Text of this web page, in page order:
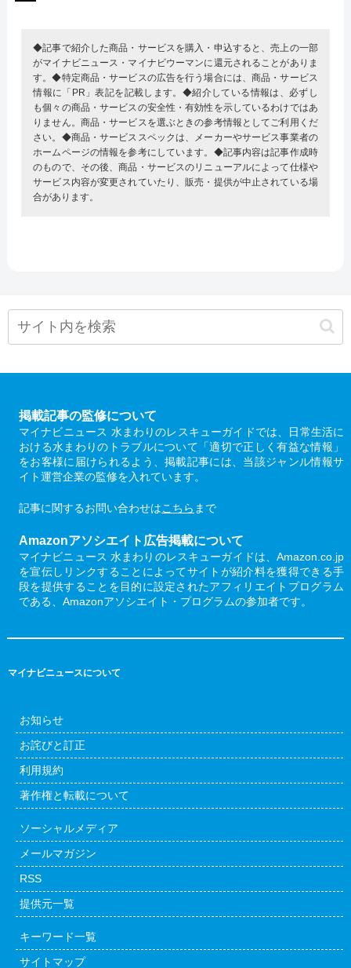
◆記事で紹介した商品・サービスを購入・申込すると、売上の一部
がマイナビニュース・マイナビウーマンに還元されることがありま
す。◆特定商品・サービスの広告を行う場合には、商品・サービス
情報に「PR」表記を記載します。◆紹介している情報は、必ずし
も個々の商品・サービスの安全性・有効性を示しているわけではあ
りません。商品・サービスを選ぶときの参考情報としてご利用くだ
さい。◆商品・サービススペックは、メーカーやサービス事業者の
ホームページの情報を参考にしています。◆記事内容は記事作成時
のもので、その後、商品・サービスのリニューアルによって仕様や
サービス内容が変更されていたり、販売・提供が中止されている場
合があります。
掲載記事の監修について
マイナビニュース 水まわりのレスキューガイドでは、日常生活に
おける水まわりのトラブルについて「適切で正しく有益な情報」
をお客様に届けられるよう、掲載記事には、当該ジャンル情報サ
イト運営企業の監修を入れています。
記事に関するお問い合わせはこちら まで
Amazonアソシエイト広告掲載について
マイナビニュース 水まわりのレスキューガイドは、Amazon.co.jp
を宣伝しリンクすることによってサイトが紹介料を獲得できる手
段を提供することを目的に設定されたアフィリエイトプログラム
である、Amazonアソシエイト・プログラムの参加者です。
マイナビニュースについて
お知らせ
お詫びと訂正
利用規約
著作権と転載について
ソーシャルメディア
メールマガジン
RSS
提供元一覧
キーワード一覧
サイトマップ